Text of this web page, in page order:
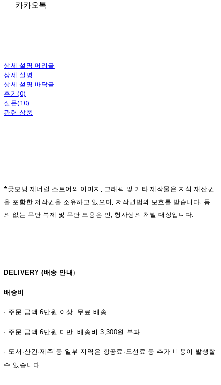
카카오톡
상세 설명 머리글
상세 설명
상세 설명 바닥글
후기(0)
질문(10)
관련 상품
*굿모닝 제너럴 스토어의 이미지, 그래픽 및 기타 제작물은 지식 재산권
을 포함한 저작권을 소유하고 있으며, 저작권법의 보호를 받습니다. 동
의 없는 무단 복제 및 무단 도용은 민, 형사상의 처벌 대상입니다.
DELIVERY (배송 안내)
배송비
· 주문 금액 6만원 이상: 무료 배송
· 주문 금액 6만원 미만: 배송비 3,300원 부과
· 도서·산간·제주 등 일부 지역은 항공료·도선료 등 추가 비용이 발생할
수 있습니다.